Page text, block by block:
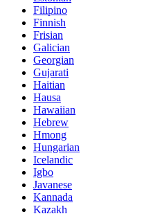
Filipino
Finnish
Frisian
Galician
Georgian
Gujarati
Haitian
Hausa
Hawaiian
Hebrew
Hmong
Hungarian
Icelandic
Igbo
Javanese
Kannada
Kazakh